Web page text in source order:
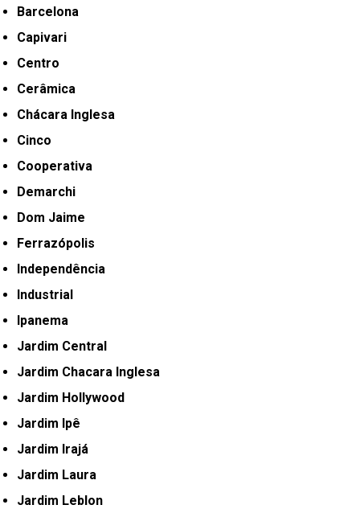
Barcelona
Capivari
Centro
Cerâmica
Chácara Inglesa
Cinco
Cooperativa
Demarchi
Dom Jaime
Ferrazópolis
Independência
Industrial
Ipanema
Jardim Central
Jardim Chacara Inglesa
Jardim Hollywood
Jardim Ipê
Jardim Irajá
Jardim Laura
Jardim Leblon